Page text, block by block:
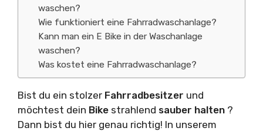
waschen?
Wie funktioniert eine Fahrradwaschanlage?
Kann man ein E Bike in der Waschanlage
waschen?
Was kostet eine Fahrradwaschanlage?
Bist du ein stolzer Fahrradbesitzer und
möchtest dein Bike strahlend sauber halten ?
Dann bist du hier genau richtig! In unserem